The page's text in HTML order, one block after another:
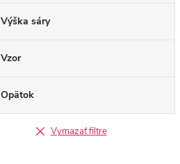
Výška sáry
Vzor
Opätok
Vymazať filtre